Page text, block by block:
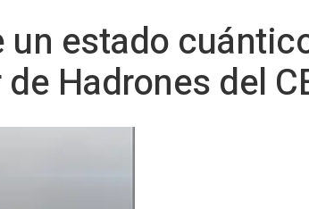
estado
Hadrones del